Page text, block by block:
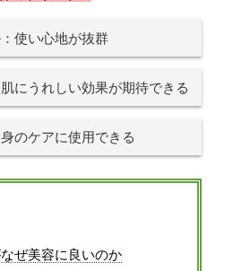
使い心地が抜群
にうれしい効果が期待できる
のケアに使用できる
ぜ美容に良いのか